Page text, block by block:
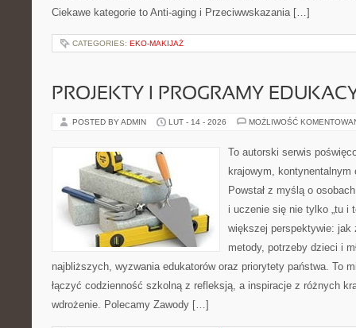
Ciekawe kategorie to Anti-aging i Przeciwwskazania […]
CATEGORIES: EKO-MAKIJAŻ
PROJEKTY I PROGRAMY
POSTED BY ADMIN LUT - 14 - 2026 MOŻLIWOŚĆ
To autorski serwis
krajowym, kontynentalnym
Powstał z myślą o
i uczenie się nie tylko „tu i
większej perspektywie: jak
metody, potrzeby dzieci i
najbliższych, wyzwania edukatorów oraz priorytety państwa. To
łączyć codzienność szkolną z refleksją, a inspiracje z różnych
wdrożenie. Polecamy Zawody […]